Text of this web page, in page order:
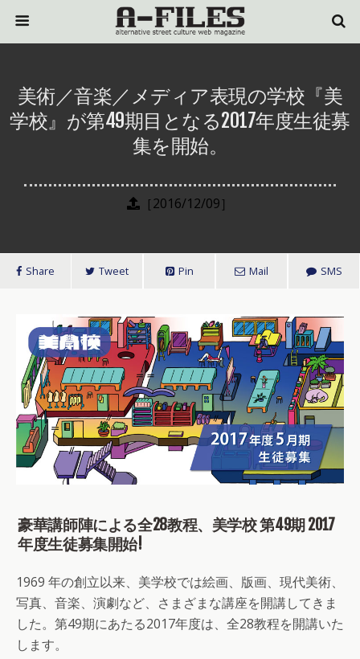
美術／音楽／メディア表現の学校『美
学校』が第49期目となる2017年度生徒募
集を開始。
［2016/12/09］
Share Tweet Pin Mail SMS
豪華講師陣による全28教程、美学校 第49期 2017
年度生徒募集開始!
1969 年の創立以来、美学校では絵画、版画、現代美術、
写真、音楽、演劇など、さまざまな講座を開講してきま
した。第49期にあたる2017年度は、全28教程を開講いた
します。